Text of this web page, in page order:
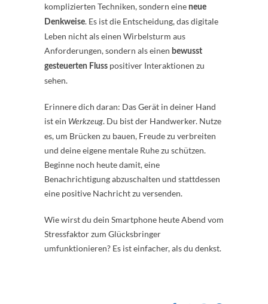
komplizierten Techniken, sondern eine neue
Denkweise. Es ist die Entscheidung, das digitale
Leben nicht als einen Wirbelsturm aus
Anforderungen, sondern als einen bewusst
gesteuerten Fluss positiver Interaktionen zu
sehen.
Erinnere dich daran: Das Gerät in deiner Hand
ist ein Werkzeug. Du bist der Handwerker. Nutze
es, um Brücken zu bauen, Freude zu verbreiten
und deine eigene mentale Ruhe zu schützen.
Beginne noch heute damit, eine
Benachrichtigung abzuschalten und stattdessen
eine positive Nachricht zu versenden.
Wie wirst du dein Smartphone heute Abend vom
Stressfaktor zum Glücksbringer
umfunktionieren? Es ist einfacher, als du denkst.